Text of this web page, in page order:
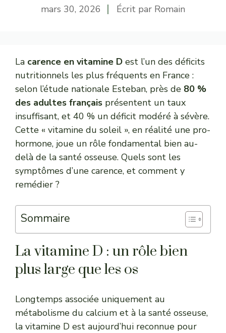
mars 30, 2026 Écrit par Romain
La carence en vitamine D est l’un des déficits
nutritionnels les plus fréquents en France :
selon l’étude nationale Esteban, près de 80 %
des adultes français présentent un taux
insuffisant, et 40 % un déficit modéré à sévère.
Cette « vitamine du soleil », en réalité une pro-
hormone, joue un rôle fondamental bien au-
delà de la santé osseuse. Quels sont les
symptômes d’une carence, et comment y
remédier ?
Sommaire
La vitamine D : un rôle bien
plus large que les os
Longtemps associée uniquement au
métabolisme du calcium et à la santé osseuse,
la vitamine D est aujourd’hui reconnue pour